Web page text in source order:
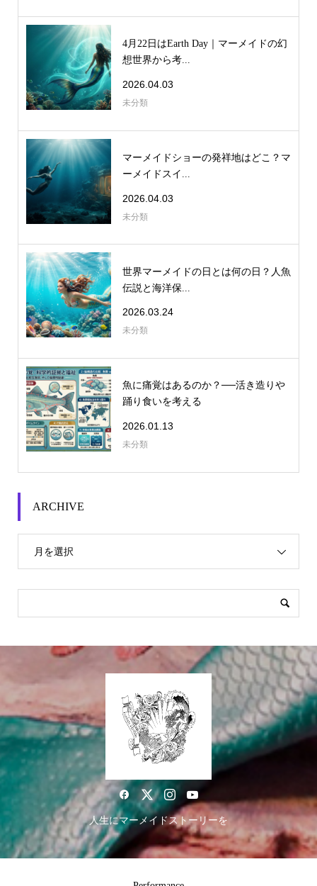
4月22日はEarth Day｜マーメイドの幻
想世界から考...
2026.04.03
未分類
マーメイドショーの発祥地はどこ？マ
ーメイドスイ...
2026.04.03
未分類
世界マーメイドの日とは何の日？人魚
伝説と海洋保...
2026.03.24
未分類
魚に痛覚はあるのか？──活き造りや
踊り食いを考える
2026.01.13
未分類
ARCHIVE
月を選択
人生にマーメイドストーリーを